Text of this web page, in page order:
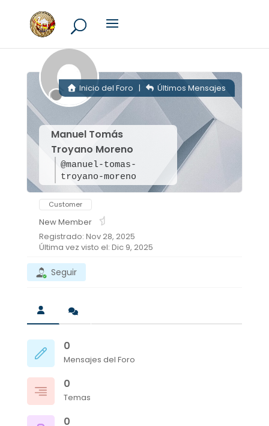
Manuel Tomás
Troyano Moreno
@manuel-tomas-
troyano-moreno
Inicio del Foro | Últimos Mensajes
Customer
New Member
Registrado: Nov 28, 2025
Última vez visto el: Dic 9, 2025
Seguir
0
Mensajes del Foro
0
Temas
0